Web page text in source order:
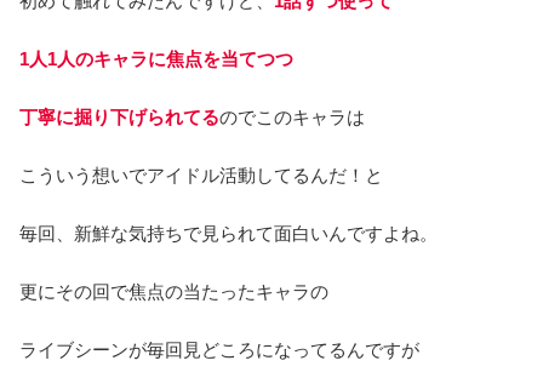
1人1人のキャラに焦点を当てつつ
丁寧に掘り下げられてるのでこのキャラは
こういう想いでアイドル活動してるんだ！と
毎回、新鮮な気持ちで見られて面白いんですよね。
更にその回で焦点の当たったキャラの
ライブシーンが毎回見どころになってるんですが